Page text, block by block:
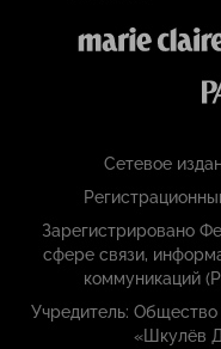
Сетевое
Зарегистрировано
сфере связи,
коммуникаций
Учредитель: Общество
«Шкулёв